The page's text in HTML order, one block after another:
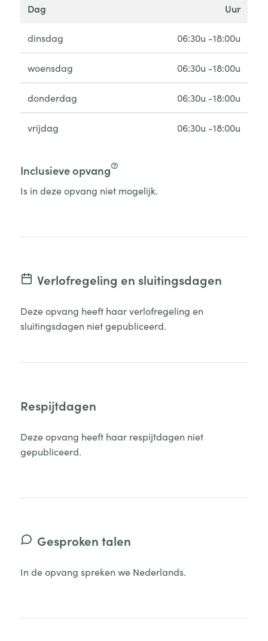
dag uur
dinsdag 06:30u -18:00u
woensdag 06:30u -18:00u
donderdag 06:30u -18:00u
vrijdag 06:30u -18:00u
Inclusieve opvang
Is in deze opvang niet mogelijk.
Verlofregeling en sluitingsdagen
Deze opvang heeft haar verlofregeling en
sluitingsdagen niet gepubliceerd.
Respijtdagen
Deze opvang heeft haar respijtdagen niet
gepubliceerd.
Gesproken talen
In de opvang spreken we Nederlands.